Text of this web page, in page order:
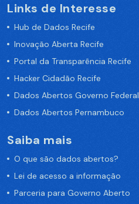
Links de Interesse
Hub de Dados Recife
Inovação Aberta Recife
Portal da Transparência Recife
Hacker Cidadão Recife
Dados Abertos Governo Federal
Dados Abertos Pernambuco
Saiba mais
O que são dados abertos?
Lei de acesso a informação
Parceria para Governo Aberto